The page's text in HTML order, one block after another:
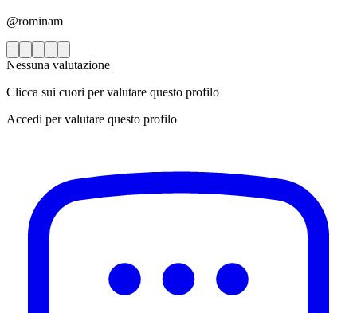
@rominam
Nessuna valutazione
Clicca sui cuori per valutare questo profilo
Accedi per valutare questo profilo